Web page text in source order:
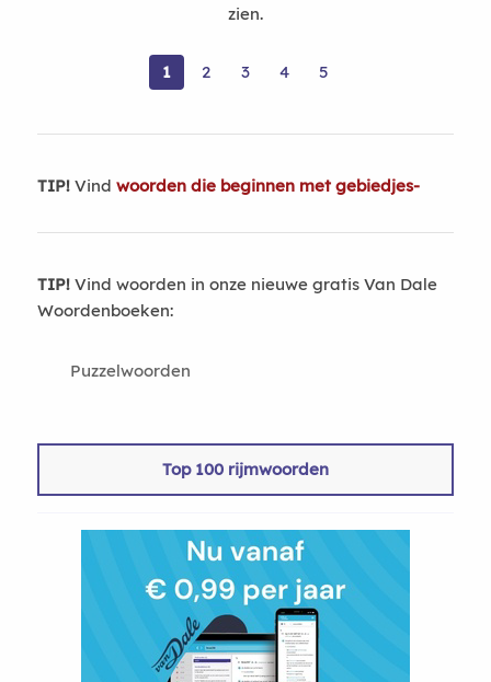
zien.
1 2 3 4 5
TIP!Vind woorden die beginnen met gebiedjes-
TIP!Vind woorden in onze nieuwe gratis Van Dale
Woordenboeken:
Puzzelwoorden
Top 100 rijmwoorden